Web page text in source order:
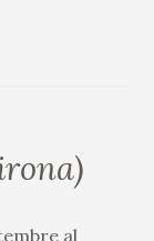
al